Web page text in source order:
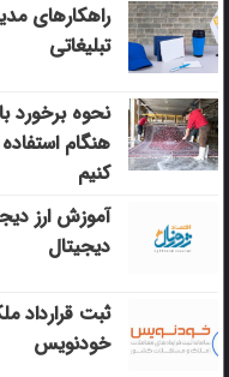
راهکارهای
تبلیغاتی
نحوه برخورد
هنگام
کنیم
آموزش ارز
دیجیتال
ثبت قرارداد
خودنویس